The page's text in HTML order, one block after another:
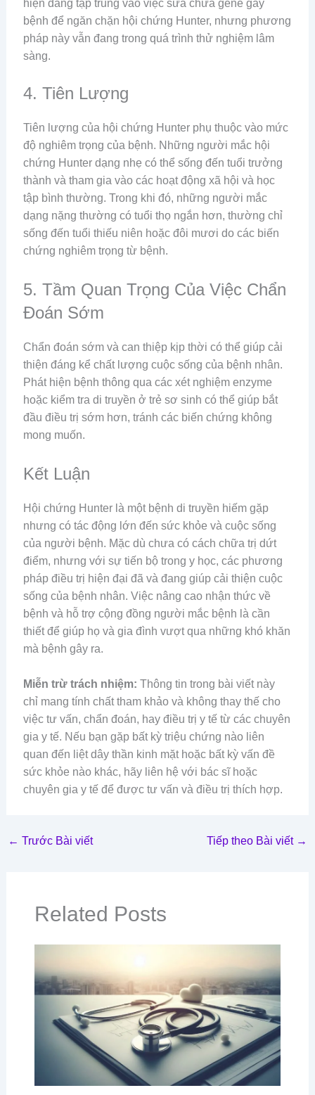
hiện đang tập trung vào việc sửa chữa gene gây
bệnh để ngăn chặn hội chứng Hunter, nhưng phương
pháp này vẫn đang trong quá trình thử nghiệm lâm
sàng.
4. Tiên Lượng
Tiên lượng của hội chứng Hunter phụ thuộc vào mức
độ nghiêm trọng của bệnh. Những người mắc hội
chứng Hunter dạng nhẹ có thể sống đến tuổi trưởng
thành và tham gia vào các hoạt động xã hội và học
tập bình thường. Trong khi đó, những người mắc
dạng nặng thường có tuổi thọ ngắn hơn, thường chỉ
sống đến tuổi thiếu niên hoặc đôi mươi do các biến
chứng nghiêm trọng từ bệnh.
5. Tầm Quan Trọng Của Việc Chẩn
Đoán Sớm
Chẩn đoán sớm và can thiệp kịp thời có thể giúp cải
thiện đáng kể chất lượng cuộc sống của bệnh nhân.
Phát hiện bệnh thông qua các xét nghiệm enzyme
hoặc kiểm tra di truyền ở trẻ sơ sinh có thể giúp bắt
đầu điều trị sớm hơn, tránh các biến chứng không
mong muốn.
Kết Luận
Hội chứng Hunter là một bệnh di truyền hiếm gặp
nhưng có tác động lớn đến sức khỏe và cuộc sống
của người bệnh. Mặc dù chưa có cách chữa trị dứt
điểm, nhưng với sự tiến bộ trong y học, các phương
pháp điều trị hiện đại đã và đang giúp cải thiện cuộc
sống của bệnh nhân. Việc nâng cao nhận thức về
bệnh và hỗ trợ cộng đồng người mắc bệnh là cần
thiết để giúp họ và gia đình vượt qua những khó khăn
mà bệnh gây ra.
Miễn trừ trách nhiệm: Thông tin trong bài viết này
chỉ mang tính chất tham khảo và không thay thế cho
việc tư vấn, chẩn đoán, hay điều trị y tế từ các chuyên
gia y tế. Nếu bạn gặp bất kỳ triệu chứng nào liên
quan đến liệt dây thần kinh mặt hoặc bất kỳ vấn đề
sức khỏe nào khác, hãy liên hệ với bác sĩ hoặc
chuyên gia y tế để được tư vấn và điều trị thích hợp.
← Trước Bài viết Tiếp theo Bài viết →
Related Posts